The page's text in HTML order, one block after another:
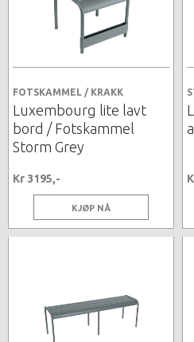
FOTSKAMMEL / KRAKK
Luxembourg lite lavt
bord / Fotskammel
Storm Grey
Kr 3195,-
KJØP NÅ